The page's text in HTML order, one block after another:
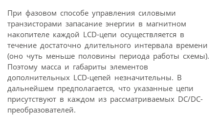
При фазовом способе управления силовыми
транзисторами запасание энергии в магнитном
накопителе каждой LCD-цепи осуществляется в
течение достаточно длительного интервала времени
(оно чуть меньше половины периода работы схемы).
Поэтому масса и габариты элементов
дополнительных LCD-цепей незначительны. В
дальнейшем предполагается, что указанные цепи
присутствуют в каждом из рассматриваемых DC/DC-
преобразователей.